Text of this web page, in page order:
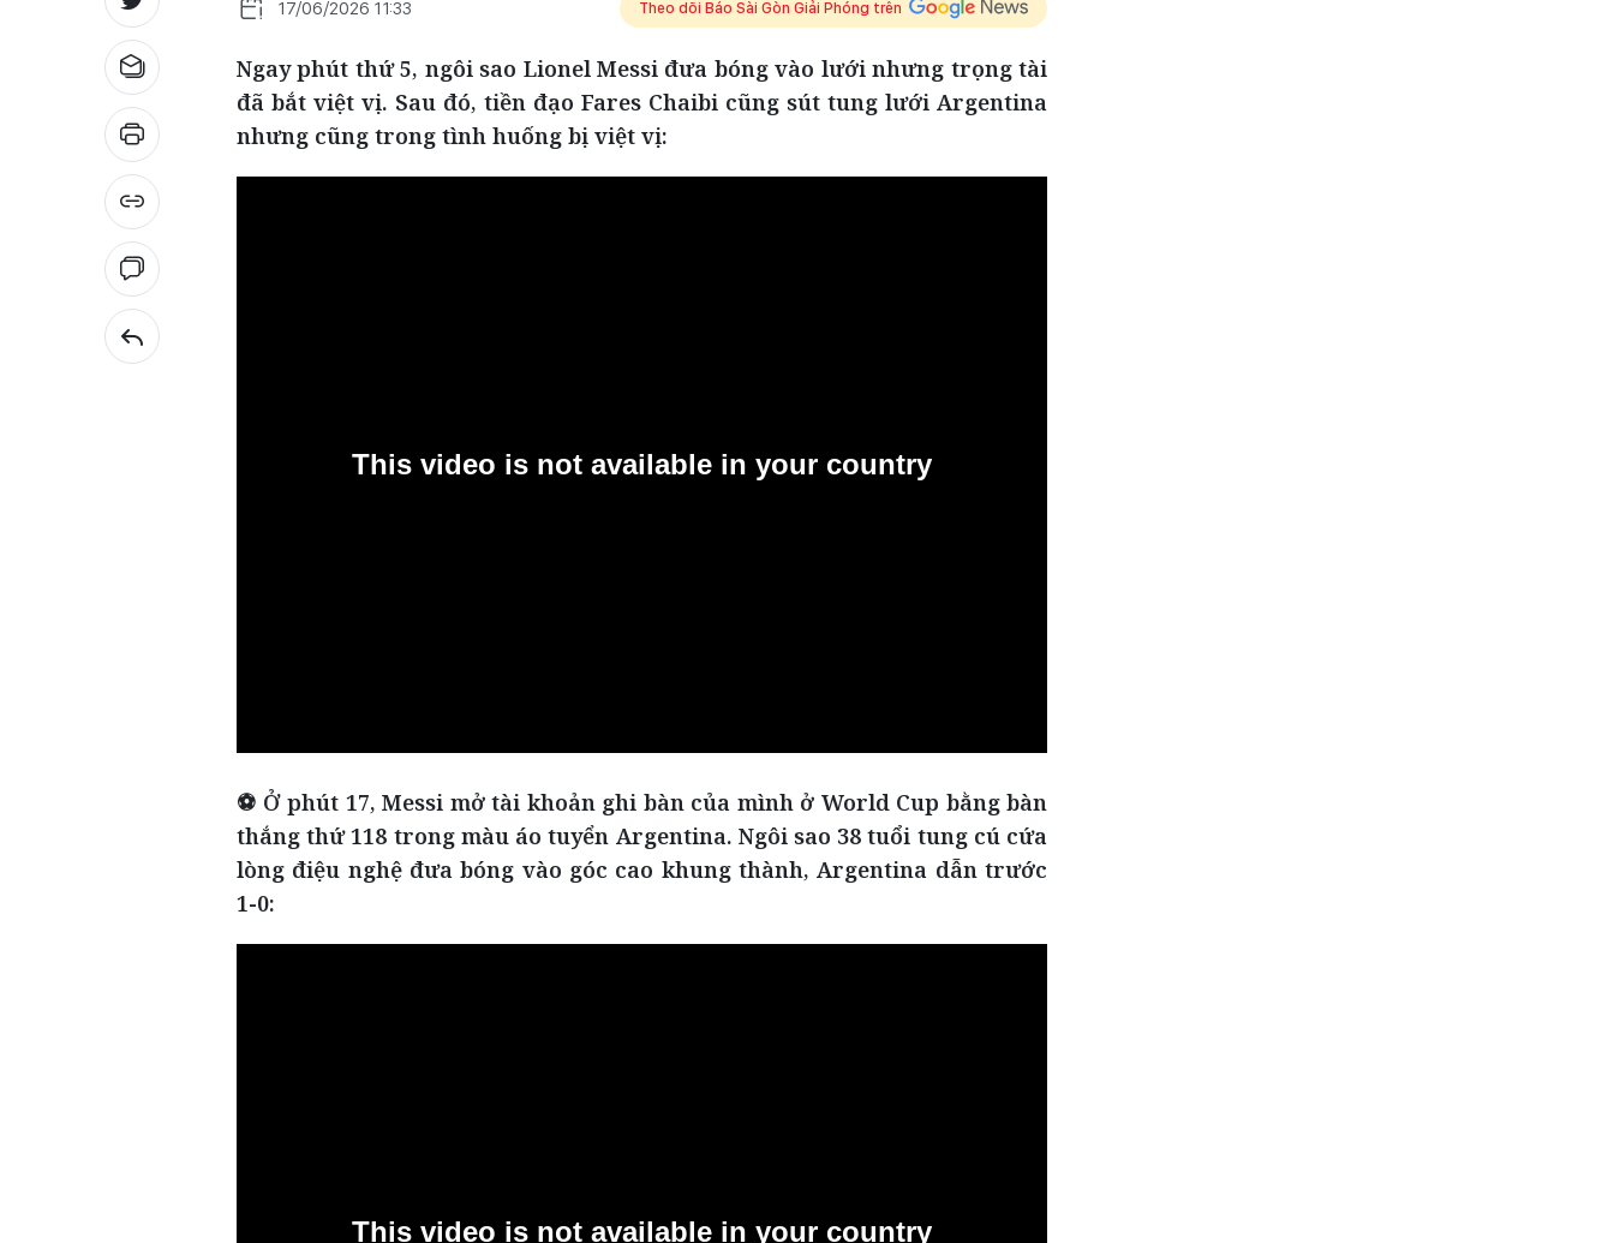
17/06/2026 11:33 Theo dõi Báo Sài Gòn Giải Phóng trên
Ngay phút thứ 5, ngôi sao Lionel Messi đưa bóng vào lưới nhưng trọng tài
đã bắt việt vị. Sau đó, tiền đạo Fares Chaibi cũng sút tung lưới Argentina
nhưng cũng trong tình huống bị việt vị:
⚽ Ở phút 17, Messi mở tài khoản ghi bàn của mình ở World Cup bằng bàn
thắng thứ 118 trong màu áo tuyển Argentina. Ngôi sao 38 tuổi tung cú cứa
lòng điệu nghệ đưa bóng vào góc cao khung thành, Argentina dẫn trước
1-0: